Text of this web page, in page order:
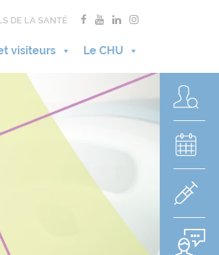
DE LA SANTÉ
visiteurs Le CHU